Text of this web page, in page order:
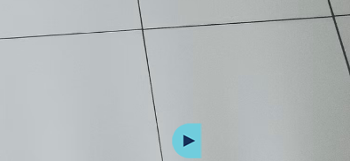
Next